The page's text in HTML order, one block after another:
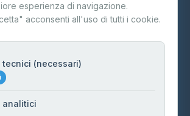
esperienza di navigazione.
acconsenti all'uso di tutti i cookie.
tecnici (necessari)
analitici